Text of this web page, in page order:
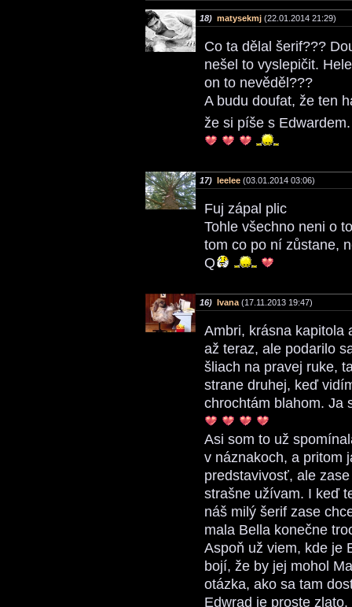
18) matysekmj (22.01.2014 21:29)
Co ta dělal šerif???
nešel to vyslepičit.
on to nevěděl???
A budu doufat, že ten
že si píše s Edwardem.
17) leelee (03.01.2014 03:06)
Fuj zápal plic
Tohle všechno neni o
tom co po ní zůstane,
Q
16) Ivana (17.11.2013 19:47)
Ambri, krásna kapitola
až teraz, ale podarilo
šliach na pravej ruke,
strane druhej, keď
chrochtám blahom. Ja
Asi som to už
v náznakoch, a pritom
predstavivosť, ale
strašne užívam. I keď
náš milý šerif zase
mala Bella konečne
Aspoň už viem, kde je
bojí, že by jej mohol
otázka, ako sa tam
Edwrad je proste